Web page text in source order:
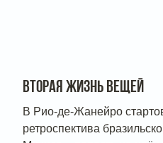
ВТОРАЯ ЖИЗНЬ ВЕЩЕЙ
В Рио-де-Жанейро
ретроспектива